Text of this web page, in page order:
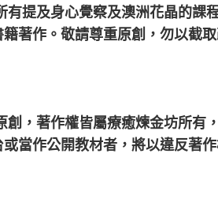
有提及身心覺察及澳洲花晶的課
著作。敬請尊重原創，勿以截
，著作權皆屬療癒煉金坊所有
當作公開教材者，將以違反著